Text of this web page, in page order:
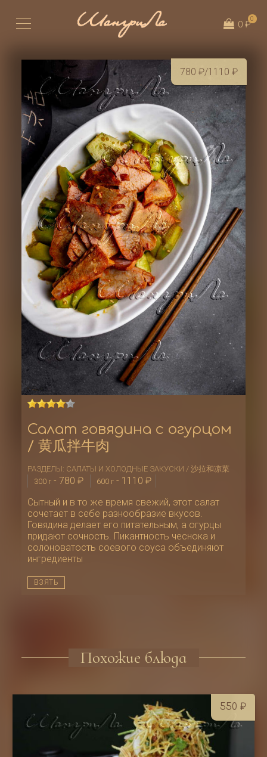
0
0 ₽
Салат говядина с огурцом
/ 黄瓜拌牛肉
РАЗДЕЛЫ: САЛАТЫ И ХОЛОДНЫЕ ЗАКУСКИ / 沙拉和凉菜
300 г- 780 ₽ 600 г- 1110 ₽
Сытный и в то же время свежий, этот салат
сочетает в себе разнообразие вкусов.
Говядина делает его питательным, а огурцы
придают сочность. Пикантность чеснока и
солоноватость соевого соуса объединяют
ингредиенты
ВЗЯТЬ
780 ₽/1110 ₽
Похожие блюда
550 ₽